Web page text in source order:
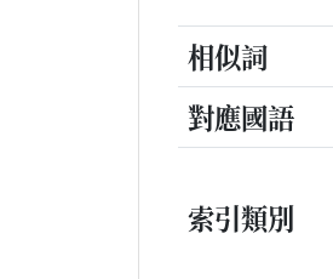
相似詞
對應國語
索引類別